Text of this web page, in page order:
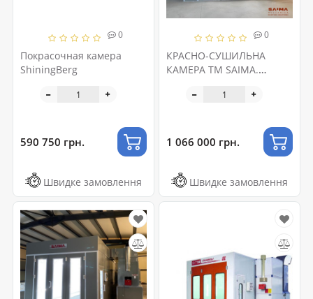
0
Покрасочная камера
ShiningBerg
590 750 грн.
Швидке замовлення
0
КРАСНО-СУШИЛЬНА
КАМЕРА ТМ SAIMA.
1 066 000 грн.
Швидке замовлення